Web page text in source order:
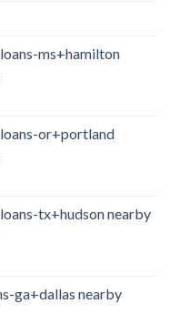
ms+hamilton
or+portland
tx+hudson nearby
ga+dallas nearby